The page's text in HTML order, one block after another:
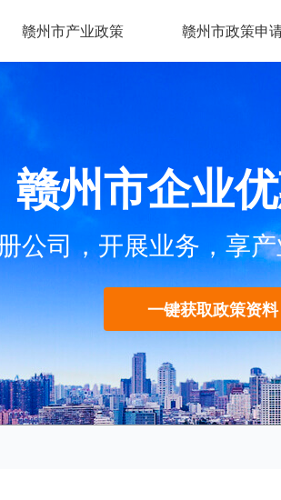
赣州市产业政策 赣州市政策申
赣州市企业
公司，开展业务，享
一键获取政策资料